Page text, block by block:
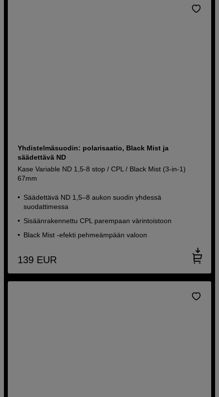
Yhdistelmäsuodin: polarisaatio, Black Mist ja
säädettävä ND
Kase Variable ND 1,5-8 stop / CPL / Black Mist (3-in-1)
67mm
Säädettävä ND 1,5–8 aukon suodin yhdessä
suodattimessa
Sisäänrakennettu CPL parempaan värintoistoon
Black Mist -efekti pehmeämpään valoon
139 EUR